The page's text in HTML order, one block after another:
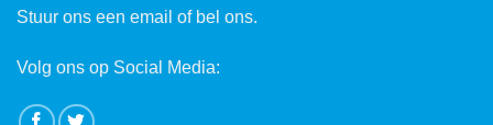
Stuur ons een email of bel ons.
Volg ons op Social Media: